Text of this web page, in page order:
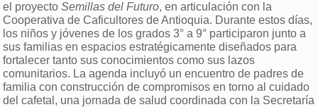
el proyectoSemillas del Futuro, en articulación con la
Cooperativa de Caficultores de Antioquia. Durante estos días,
los niños y jóvenes de los grados 3° a 9° participaron junto a
sus familias en espacios estratégicamente diseñados para
fortalecer tanto sus conocimientos como sus lazos
comunitarios. La agenda incluyó un encuentro de padres de
familia con construcción de compromisos en torno al cuidado
del cafetal, una jornada de salud coordinada con la Secretaría